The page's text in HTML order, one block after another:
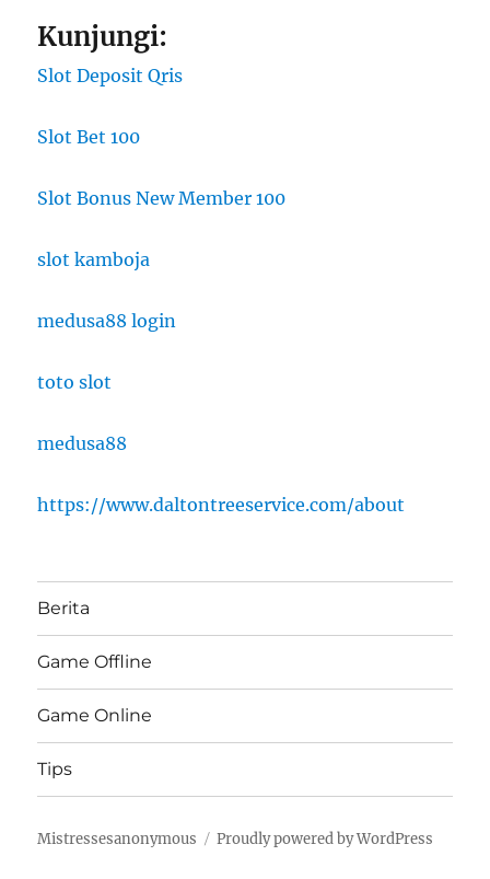
Kunjungi:
Slot Deposit Qris
Slot Bet 100
Slot Bonus New Member 100
slot kamboja
medusa88 login
toto slot
medusa88
https://www.daltontreeservice.com/about
Berita
Game Offline
Game Online
Tips
Mistressesanonymous Proudly powered by WordPress